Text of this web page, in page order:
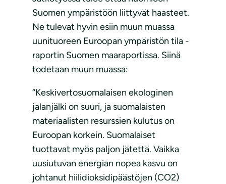
Suomen ympäristöön liittyvät haasteet.
Ne tulevat hyvin esiin muun muassa
uunituoreen Euroopan ympäristön tila -
raportin Suomen maaraportissa. Siinä
todetaan muun muassa:
“Keskivertosuomalaisen ekologinen
jalanjälki on suuri, ja suomalaisten
materiaalisten resurssien kulutus on
Euroopan korkein. Suomalaiset
tuottavat myös paljon jätettä. Vaikka
uusiutuvan energian nopea kasvu on
johtanut hiilidioksidipäästöjen (CO2)